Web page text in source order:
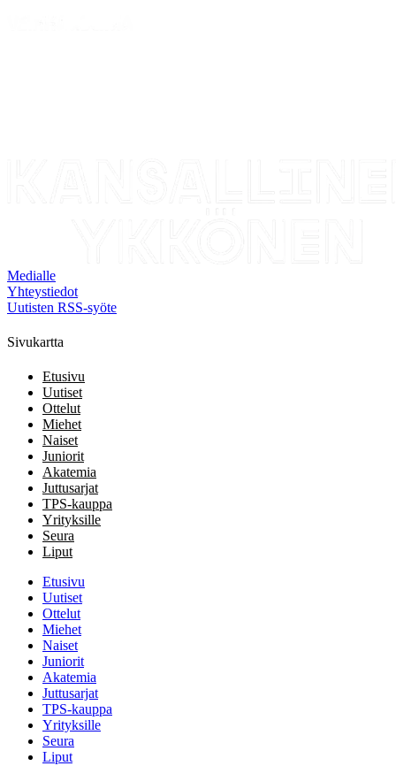
Medialle
Yhteystiedot
Uutisten RSS-syöte
Sivukartta
Etusivu
Uutiset
Ottelut
Miehet
Naiset
Juniorit
Akatemia
Juttusarjat
TPS-kauppa
Yrityksille
Seura
Liput
Etusivu
Uutiset
Ottelut
Miehet
Naiset
Juniorit
Akatemia
Juttusarjat
TPS-kauppa
Yrityksille
Seura
Liput